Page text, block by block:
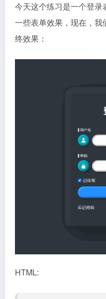
今天这个练习是一个登录
一些表单效果，现在，
终效果：
HTML: